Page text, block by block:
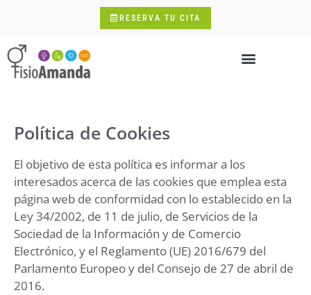
RESERVA TU CITA
Política de Cookies
El objetivo de esta política es informar a los
interesados acerca de las cookies que emplea esta
página web de conformidad con lo establecido en la
Ley 34/2002, de 11 de julio, de Servicios de la
Sociedad de la Información y de Comercio
Electrónico, y el Reglamento (UE) 2016/679 del
Parlamento Europeo y del Consejo de 27 de abril de
2016.